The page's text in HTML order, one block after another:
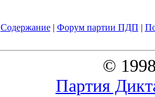
Содержание| Форум партии ПДП |
©
Партия